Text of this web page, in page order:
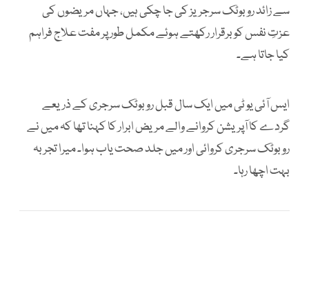
سے زائد روبوٹک سرجریز کی جا چکی ہیں، جہاں مریضوں کی
عزتِ نفس کو برقرار رکھتے ہوئے مکمل طور پر مفت علاج فراہم
کیا جاتا ہے۔
ایس آئی یو ٹی میں ایک سال قبل روبوٹک سرجری کے ذریعے
گردے کا آپریشن کروانے والے مریض ابرار کا کہنا تھا کہ میں نے
روبوٹک سرجری کروائی اور میں جلد صحت یاب ہوا۔ میرا تجربہ
بہت اچھا رہا۔